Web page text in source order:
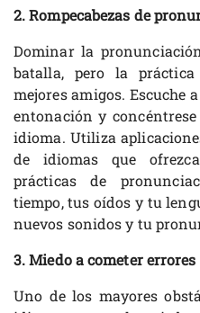
2. Rompecabezas de
Dominar la
batalla, pero la
mejores amigos. Escuche
entonación y
idioma. Utiliza
de idiomas que
prácticas de
tiempo, tus oídos y tu
nuevos sonidos y tu
3. Miedo a cometer errores
Uno de los mayores